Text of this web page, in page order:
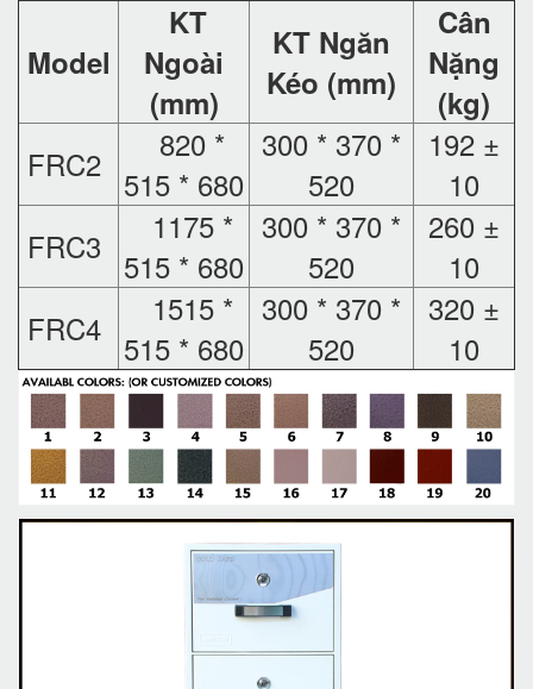
Model
KT
Ngoài
(mm)
KT Ngăn
Kéo (mm)
Cân
Nặng
(kg)
FRC2
820 *
515 * 680
300 * 370 *
520
192 ±
10
FRC3
1175 *
515 * 680
300 * 370 *
520
260 ±
10
FRC4
1515 *
515 * 680
300 * 370 *
520
320 ±
10